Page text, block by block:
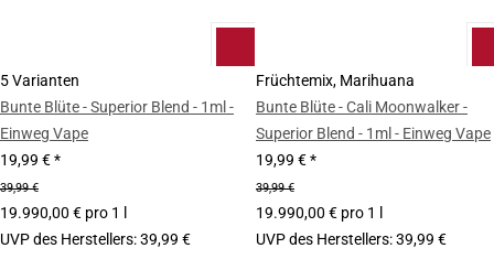
5 Varianten
Bunte Blüte - Superior Blend - 1ml -
Einweg Vape
19,99 €*
39,99 €
19.990,00 € pro 1 l
UVP des Herstellers:39,99 €
Früchtemix, Marihuana
Bunte Blüte - Cali Moonwalker -
Superior Blend - 1ml - Einweg Vape
19,99 €*
39,99 €
19.990,00 € pro 1 l
UVP des Herstellers:39,99 €